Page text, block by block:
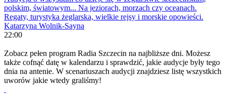
polskim, światowym... Na jeziorach, morzach czy oceanach.
Regaty, turystyka żeglarska, wielkie rejsy i morskie opowieści.
Katarzyna Wolnik-Sayna
22:00
Zobacz pełen program Radia Szczecin na najbliższe dni. Możesz
także cofnąć datę w kalendarzu i sprawdzić, jakie audycje były tego
dnia na antenie. W scenariuszach audycji znajdziesz listę wszystkich
uworów jakie wtedy graliśmy!